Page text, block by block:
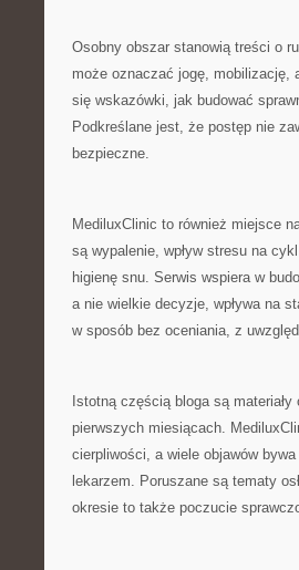
Osobny obszar stanowią treści o
może oznaczać jogę, mobilizację,
się wskazówki, jak budować
Podkreślane jest, że postęp nie
bezpieczne.
MediluxClinic to również miejsce
są wypalenie, wpływ stresu na
higienę snu. Serwis wspiera w
a nie wielkie decyzje, wpływa na
w sposób bez oceniania, z
Istotną częścią bloga są
pierwszych miesiącach.
cierpliwości, a wiele objawów
lekarzem. Poruszane są tematy
okresie to także poczucie